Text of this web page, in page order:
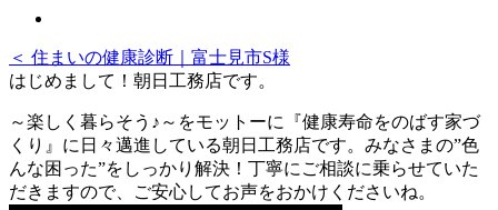
＜ 住まいの健康診断｜富士見市S様
はじめまして！朝日工務店です。
～楽しく暮らそう♪～をモットーに『健康寿命をのばす家づ
くり』に日々邁進している朝日工務店です。みなさまの”色
んな困った”をしっかり解決！丁寧にご相談に乗らせていた
だきますので、ご安心してお声をおかけくださいね。